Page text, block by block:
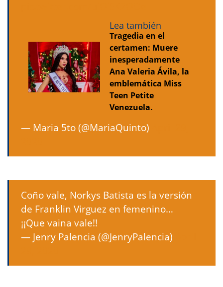
Lea también
Tragedia en el
certamen: Muere
inesperadamente
Ana Valeria Ávila, la
emblemática Miss
Teen Petite
Venezuela.
— Maria 5to (@MariaQuinto)
Coño vale, Norkys Batista es la versión
de Franklin Virguez en femenino…
¡¡Que vaina vale!!
— Jenry Palencia (@JenryPalencia)